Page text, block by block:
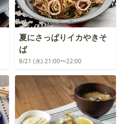
夏にさっぱりイカやきそ
ば
8/21 (水) 21:00〜22:00